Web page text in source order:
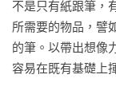
不是只有紙跟筆，
所需要的物品，譬
的筆。以帶出想像
容易在既有基礎上